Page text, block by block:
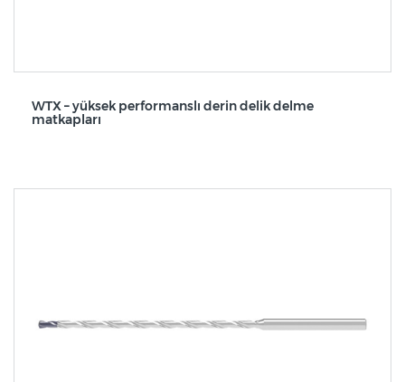
WTX – yüksek performanslı derin delik delme
matkapları